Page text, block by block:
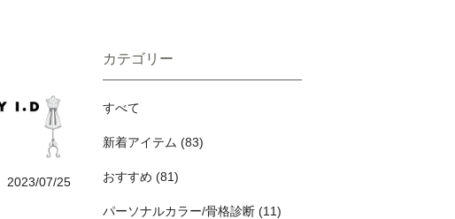
2023/07/25
カテゴリー
すべて
新着アイテム (83)
おすすめ (81)
パーソナルカラー/骨格診断 (11)